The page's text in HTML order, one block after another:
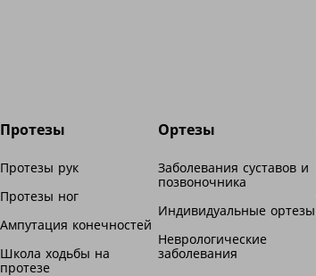
Протезы
Протезы рук
Протезы ног
Ампутация конечностей
Школа ходьбы на
протезе
Ортезы
Заболевания суставов и
позвоночника
Индивидуальные ортезы
Неврологические
заболевания